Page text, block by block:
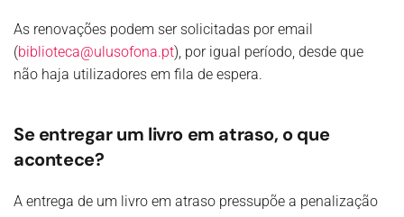
As renovações podem ser solicitadas por email
(biblioteca@ulusofona.pt), por igual período, desde que
não haja utilizadores em fila de espera.
Se entregar um livro em atraso, o que
acontece?
A entrega de um livro em atraso pressupõe a penalização